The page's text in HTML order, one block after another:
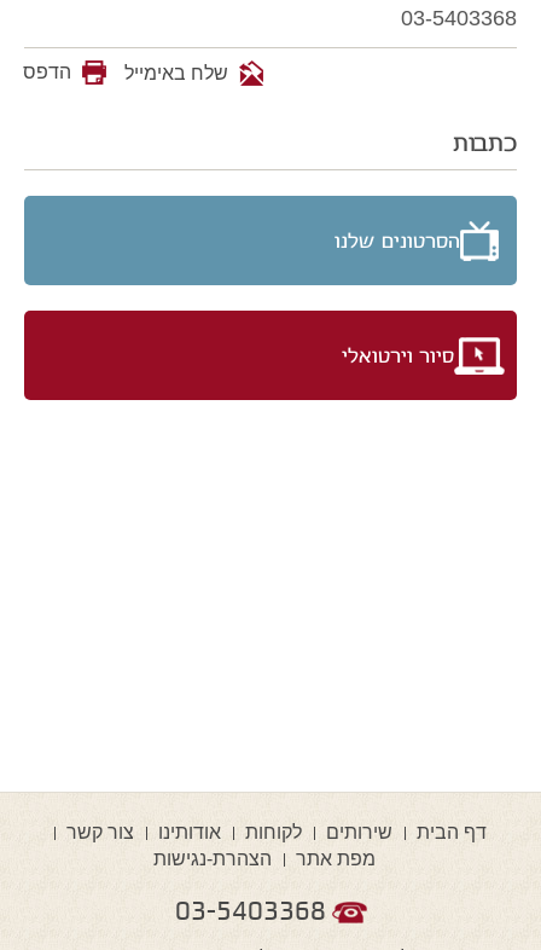
כתבות
הסרטונים שלנו
סיור וירטואלי
03-5403368
שלח באימייל הדפס
דף הבית שירותים לקוחות אודותינו
צור קשר
מפת אתר
הצהרת-נגישות
03-5403368